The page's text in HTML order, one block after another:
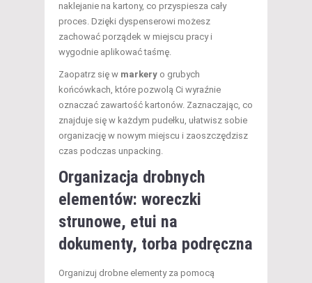
naklejanie na kartony, co przyspiesza cały
proces. Dzięki dyspenserowi możesz
zachować porządek w miejscu pracy i
wygodnie aplikować taśmę.
Zaopatrz się w markery o grubych
końcówkach, które pozwolą Ci wyraźnie
oznaczać zawartość kartonów. Zaznaczając, co
znajduje się w każdym pudełku, ułatwisz sobie
organizację w nowym miejscu i zaoszczędzisz
czas podczas unpacking.
Organizacja drobnych
elementów: woreczki
strunowe, etui na
dokumenty, torba podręczna
Organizuj drobne elementy za pomocą